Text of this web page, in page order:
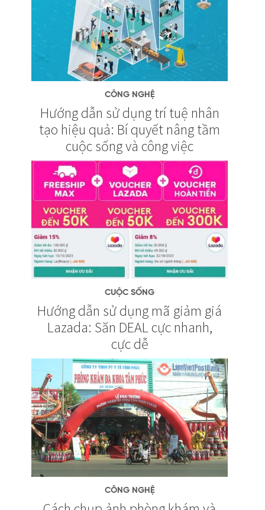
CÔNG NGHỆ
Hướng dẫn sử dụng trí tuệ nhân
tạo hiệu quả: Bí quyết nâng tầm
cuộc sống và công việc
CUỘC SỐNG
Hướng dẫn sử dụng mã giảm giá
Lazada: Săn DEAL cực nhanh,
cực dễ
CÔNG NGHỆ